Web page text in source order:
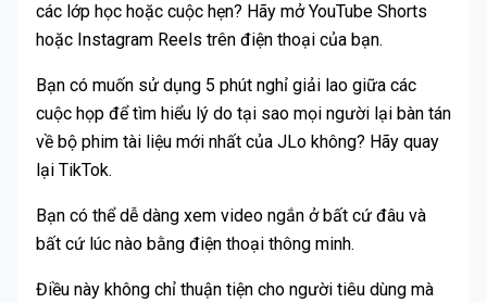
các lớp học hoặc cuộc hẹn? Hãy mở YouTube Shorts
hoặc Instagram Reels trên điện thoại của bạn.
Bạn có muốn sử dụng 5 phút nghỉ giải lao giữa các
cuộc họp để tìm hiểu lý do tại sao mọi người lại bàn tán
về bộ phim tài liệu mới nhất của JLo không? Hãy quay
lại TikTok.
Bạn có thể dễ dàng xem video ngắn ở bất cứ đâu và
bất cứ lúc nào bằng điện thoại thông minh.
Điều này không chỉ thuận tiện cho người tiêu dùng mà